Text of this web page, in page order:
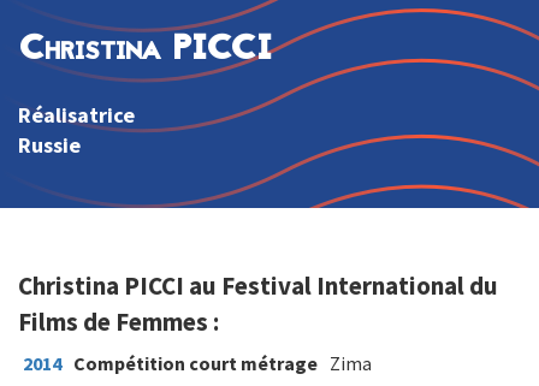
Christina PICCI
Réalisatrice
Russie
Christina PICCI au Festival International du
Films de Femmes :
2014 Compétition court métrage Zima